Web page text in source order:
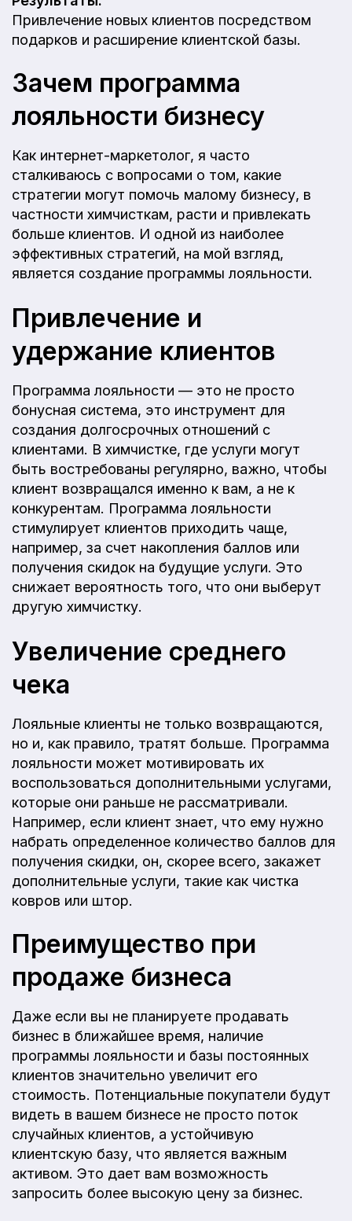
Привлечение новых клиентов посредством
подарков и расширение клиентской базы.
Зачем программа
лояльности бизнесу
Как интернет-маркетолог, я часто
сталкиваюсь с вопросами о том, какие
стратегии могут помочь малому бизнесу, в
частности химчисткам, расти и привлекать
больше клиентов. И одной из наиболее
эффективных стратегий, на мой взгляд,
является создание программы лояльности.
Привлечение и
удержание клиентов
Программа лояльности — это не просто
бонусная система, это инструмент для
создания долгосрочных отношений с
клиентами. В химчистке, где услуги могут
быть востребованы регулярно, важно, чтобы
клиент возвращался именно к вам, а не к
конкурентам. Программа лояльности
стимулирует клиентов приходить чаще,
например, за счет накопления баллов или
получения скидок на будущие услуги. Это
снижает вероятность того, что они выберут
другую химчистку.
Увеличение среднего
чека
Лояльные клиенты не только возвращаются,
но и, как правило, тратят больше. Программа
лояльности может мотивировать их
воспользоваться дополнительными услугами,
которые они раньше не рассматривали.
Например, если клиент знает, что ему нужно
набрать определенное количество баллов для
получения скидки, он, скорее всего, закажет
дополнительные услуги, такие как чистка
ковров или штор.
Преимущество при
продаже бизнеса
Даже если вы не планируете продавать
бизнес в ближайшее время, наличие
программы лояльности и базы постоянных
клиентов значительно увеличит его
стоимость. Потенциальные покупатели будут
видеть в вашем бизнесе не просто поток
случайных клиентов, а устойчивую
клиентскую базу, что является важным
активом. Это дает вам возможность
запросить более высокую цену за бизнес.